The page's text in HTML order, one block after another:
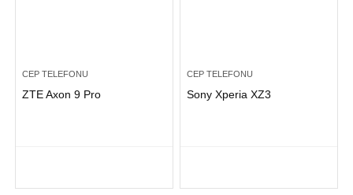
CEP TELEFONU
ZTE Axon 9 Pro
CEP TELEFONU
Sony Xperia XZ3